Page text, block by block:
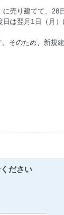
売り建てて、28
は翌月1日（月
そのため、新規
ださい